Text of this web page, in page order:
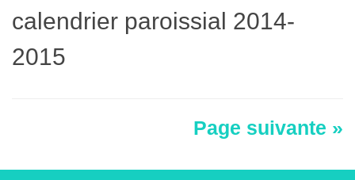
calendrier paroissial 2014-
2015
Page suivante »